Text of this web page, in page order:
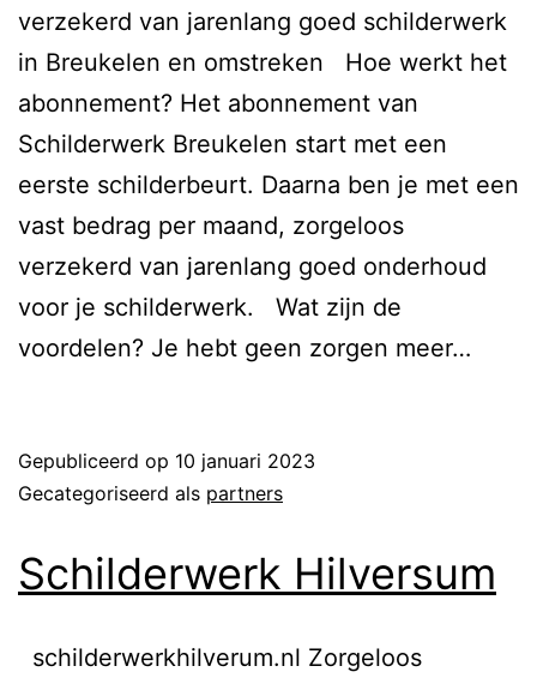
verzekerd van jarenlang goed schilderwerk
in Breukelen en omstreken Hoe werkt het
abonnement?​ Het abonnement van
Schilderwerk Breukelen start met een
eerste schilderbeurt. Daarna ben je met een
vast bedrag per maand, zorgeloos
verzekerd van jarenlang goed onderhoud
voor je schilderwerk. Wat zijn de
voordelen? Je hebt geen zorgen meer…
Gepubliceerd op 10 januari 2023
Gecategoriseerd als partners
Schilderwerk Hilversum
schilderwerkhilverum.nl Zorgeloos